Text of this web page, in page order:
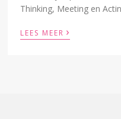
Thinking, Meeting en
LEES MEER ›